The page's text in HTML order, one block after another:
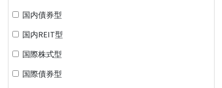
国内債券型
国内REIT型
国際株式型
国際債券型